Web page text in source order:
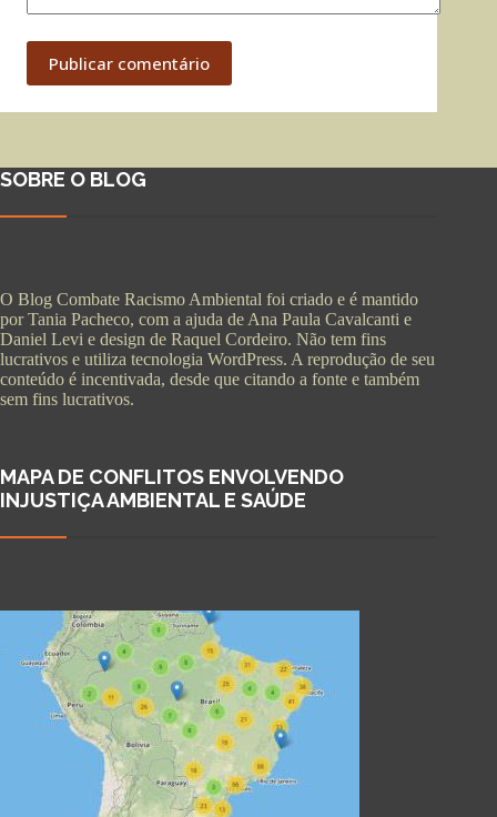
Publicar comentário
SOBRE O BLOG
O Blog Combate Racismo Ambiental foi criado e é mantido
por Tania Pacheco, com a ajuda de Ana Paula Cavalcanti e
Daniel Levi e design de Raquel Cordeiro. Não tem fins
lucrativos e utiliza tecnologia WordPress. A reprodução de seu
conteúdo é incentivada, desde que citando a fonte e também
sem fins lucrativos.
MAPA DE CONFLITOS ENVOLVENDO
INJUSTIÇA AMBIENTAL E SAÚDE